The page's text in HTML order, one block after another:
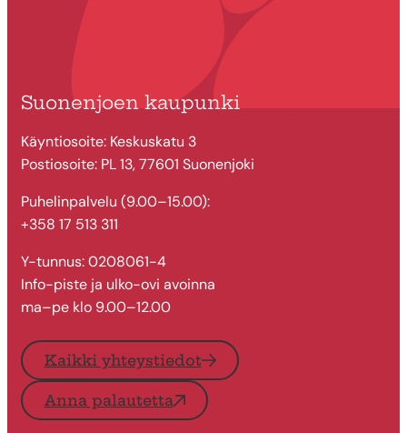
Suonenjoen kaupunki
Käyntiosoite: Keskuskatu 3
Postiosoite: PL 13, 77601 Suonenjoki
Puhelinpalvelu (9.00–15.00):
+358 17 513 311
Y-tunnus: 0208061-4
Info-piste ja ulko-ovi avoinna
ma–pe klo 9.00–12.00
Kaikki yhteystiedot
Anna palautetta